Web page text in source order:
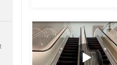
Thời lượng.:
Ngày: 2024-09-27